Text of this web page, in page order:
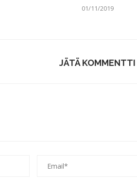
01/11/2019
JÄTÄ KOMMENTTI